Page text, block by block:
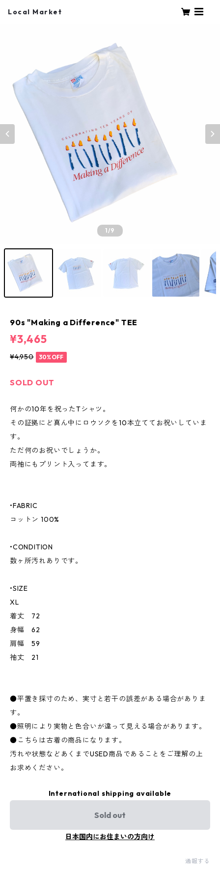
Local Market
1/9
90s "Making a Difference" TEE
¥3,465
¥4,950 30%OFF
SOLD OUT
何かの10年を祝ったTシャツ。
その証拠にど真ん中にロウソクを10本立ててお祝いしていま
す。
ただ何のお祝いでしょうか。
両袖にもプリント入ってます。
•FABRIC
コットン 100%
•CONDITION
数ヶ所汚れありです。
•SIZE
XL
着丈 72
身幅 62
肩幅 59
袖丈 21
●平置き採寸のため、実寸と若干の誤差がある場合がありま
す。
●照明により実物と色合いが違って見える場合があります。
●こちらは古着の商品になります。
汚れや状態などあくまでUSED商品であることをご理解の上
お求めください。
International shipping available
Sold out
日本国内にお住まいの方向け
通報する